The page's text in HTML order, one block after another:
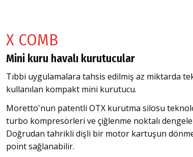
X COMB
Mini kuru havalı kurutucular
Tıbbi uygulamalara tahsis edilmiş az miktarda
kullanılan kompakt mini kurutucu.
Moretto'nun patentli OTX kurutma silosu
turbo kompresörleri ve çiğlenme noktalı
Doğrudan tahrikli dişli bir motor kartuşun
point sağlanabilir.